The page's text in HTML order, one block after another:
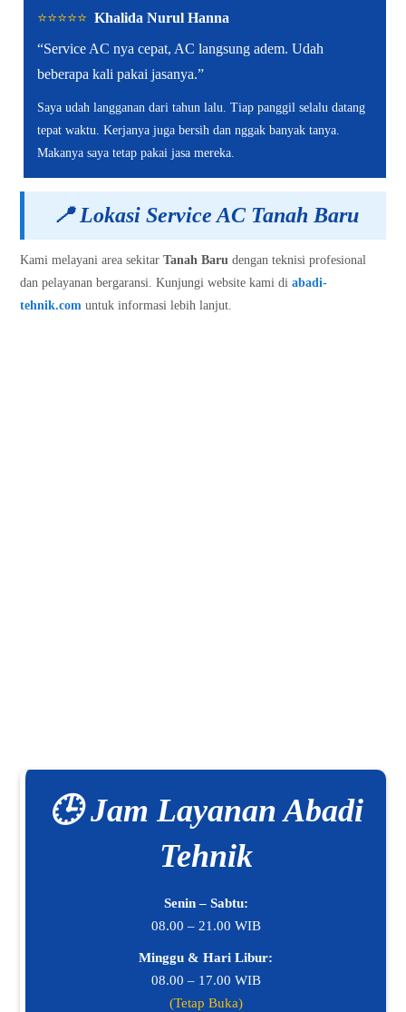
⭐️⭐️⭐️⭐️⭐️ Khalida Nurul Hanna
“Service AC nya cepat, AC langsung adem. Udah
beberapa kali pakai jasanya.”
Saya udah langganan dari tahun lalu. Tiap panggil selalu datang
tepat waktu. Kerjanya juga bersih dan nggak banyak tanya.
Makanya saya tetap pakai jasa mereka.
📍 Lokasi Service AC Tanah Baru
Kami melayani area sekitarTanah Barudengan teknisi profesional
dan pelayanan bergaransi. Kunjungi website kami diabadi-
tehnik.com untuk informasi lebih lanjut.
🕒 Jam Layanan Abadi
Tehnik
Senin – Sabtu:
08.00 – 21.00 WIB
Minggu & Hari Libur:
08.00 – 17.00 WIB
(Tetap Buka)